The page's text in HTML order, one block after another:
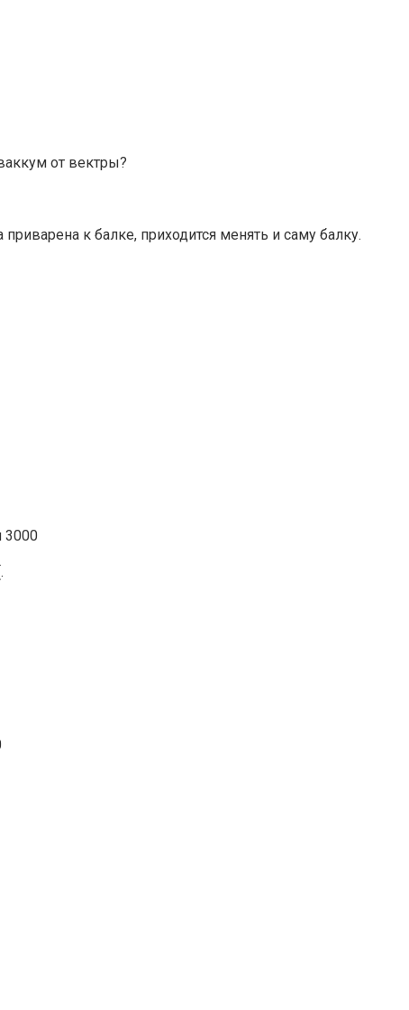
от вектры?
к балке, приходится менять и саму балку.
3000